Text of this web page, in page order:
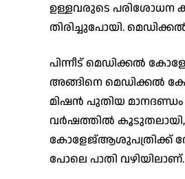
ഉള്ളവരുടെ പരിശോധന
തിരിച്ചുപോയി.
പിന്നീട് മെഡിക്കൽ
അങ്ങിനെ മെഡിക്കൽ
മിഷൻ പുതിയ
വർഷത്തിൽ
കോളേജ്ആശുപത്രിക്ക്
പോലെ പാതി